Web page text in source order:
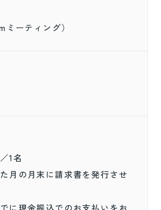
ーティング）
1名
月の月末に請求書を発行させ
に現金振込でのお支払いをお